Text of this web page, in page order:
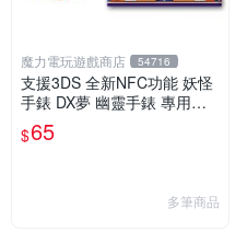
魔力電玩遊戲商店 54716
支援3DS 全新NFC功能 妖怪
手錶 DX夢 幽靈手錶 專用徽
章 夢05 神妖怪 神降臨 單包
【板橋魔力】
$65
多筆商品